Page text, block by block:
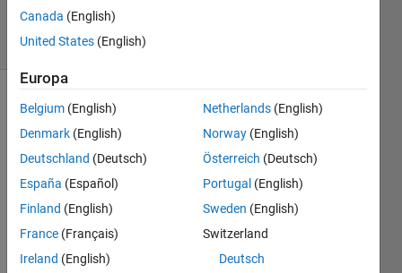
solvers
3 likes
Let's
answer
question
below;
years
Canada (English)
United States (English)
Europa
Belgium (English)
Denmark (English)
Deutschland (Deutsch)
España (Español)
Finland (English)
France (Français)
Ireland (English)
Netherlands (English)
Norway (English)
Österreich (Deutsch)
Portugal (English)
Sweden (English)
Switzerland
Deutsch